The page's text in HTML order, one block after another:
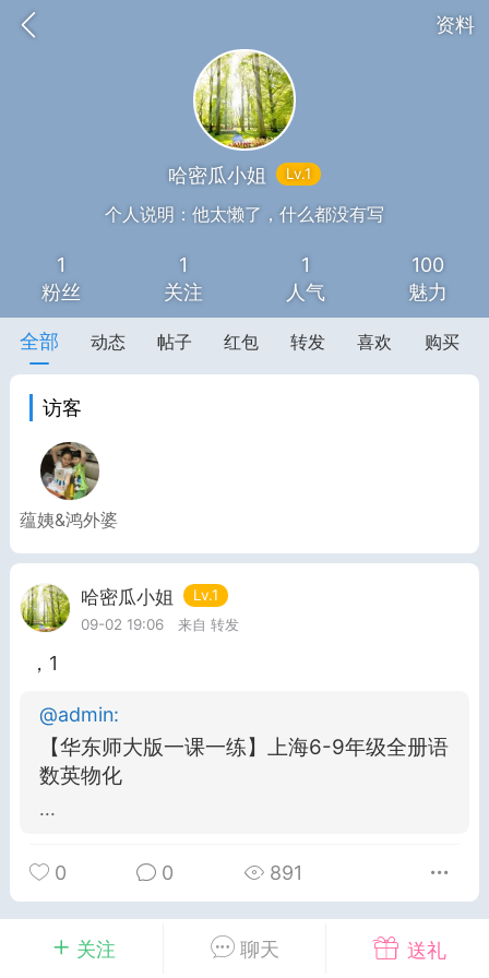
资料
赚题库券 充值
赚金币和题库券
加入上海学习交流群，资料免费领
中考资料
2
上海高考
关注 聊天 送礼
哈密瓜小姐 Lv.1
个人说明：他太懒了，什么都没有写
1
粉丝
1
关注
1
人气
100
魅力
全部 动态 帖子 红包 转发 喜欢 购买
访客
蕴姨&鸿外婆
哈密瓜小姐
Lv.1
09-02 19:06
转发
，1
@admin:
【华东师大版一课一练】上海6-9年级全册语
数英物化
...
0 0 891